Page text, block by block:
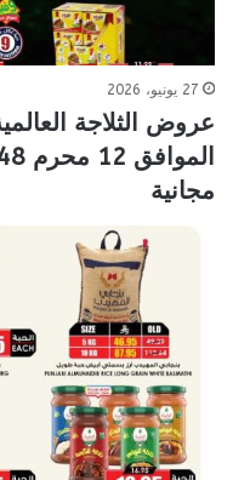
27 يونيو، 2026
مجانية